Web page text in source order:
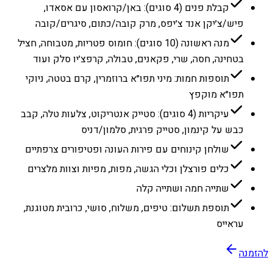
קבלת פנים (4 סוגים): באן/קרואסון עם אסאדו,
פיש/צ׳יקן אנד צ׳יפס, מרק קובה/כתום, סיגרים/קובה
מנה ראשונה (10 סוגים): חומוס פטריות, מטבוחה, חציל
בטחינה, חסה, שרי, פקאנים, טבולה, קרפצ׳יו סלק ועוד
תוספות חמות: מיני תפו״א ברוזמרין, קרם בטטה, ניוקי
תפו״א מוקפץ
עיקריות (4 סוגים): סטייק אנטריקוט, צלעות טלה, קבב
כבש על קינמון, סטייק פרגית, סלמון/דניס
שולחן קינוחים עם פירות העונה ופטיפורים צרפתיים
כלים פורצלן וכלי הגשה, מפות, מפיות וצוות מלצרים
שתייה חמה ושתייה קלה
תוספת תשלום: טיפים, משלוח, סושי, כרובית מטוגנת,
עראייס
להזמנה